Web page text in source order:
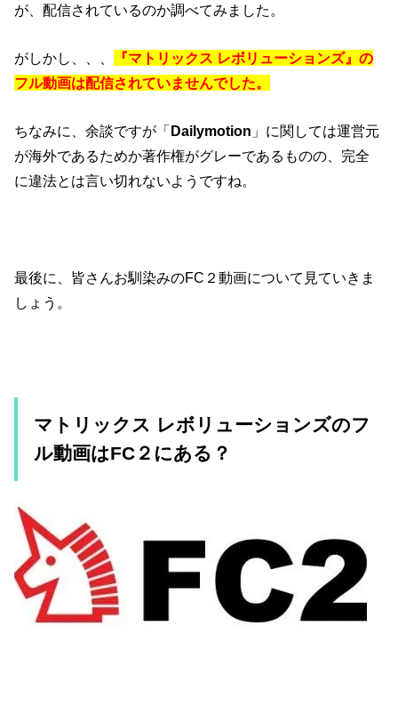
が、配信されているのか調べてみました。
がしかし、、、
『マトリックス レボリューションズ』の
フル動画は配信されていませんでした。
ちなみに、余談ですが「 Dailymotion 」に関しては運営元
が海外であるためか著作権がグレーであるものの、完全
に違法とは言い切れないようですね。
最後に、皆さんお馴染みのFC２動画について見ていきま
しょう。
マトリックス レボリューションズのフ
ル動画はFC２にある？